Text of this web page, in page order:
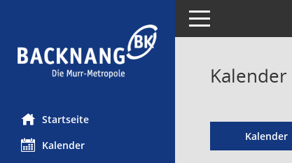
Startseite
Kalender
Toggle navigation
Kalender
Kalender